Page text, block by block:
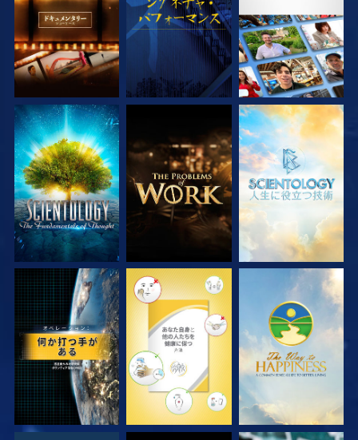
シリーズを探求 シリーズを探求 シリーズを探求
観る 観る 観る